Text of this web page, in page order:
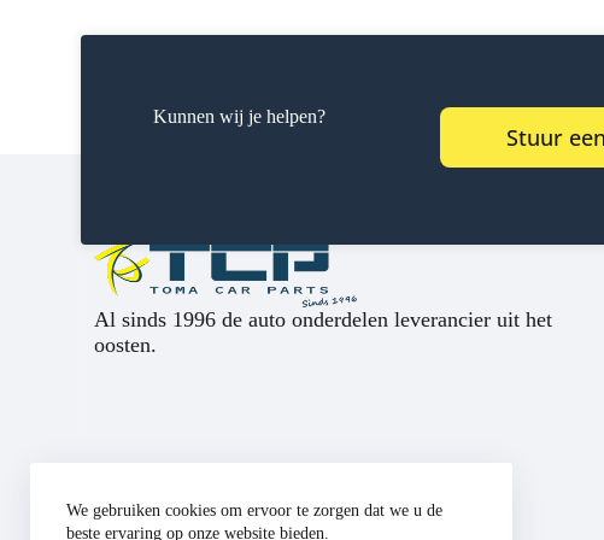
We gebruiken cookies om ervoor te zorgen dat we u de
beste ervaring op onze website bieden.
Kunnen wij je helpen?
Stuur
Al sinds 1996 de auto onderdelen leverancier uit het
oosten.